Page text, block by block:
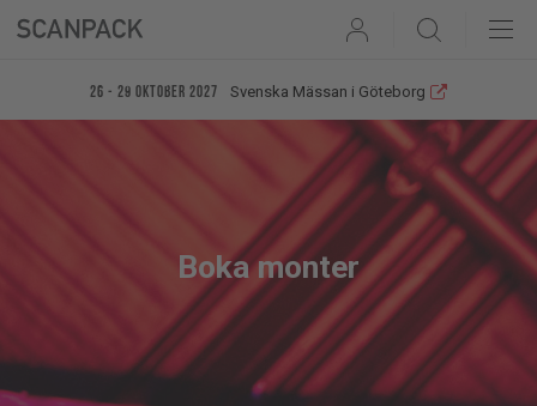
26 - 29 oktober 2027 Svenska Mässan i Göteborg
User Search
Boka monter